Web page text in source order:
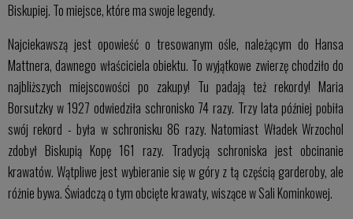
Biskupiej. To miejsce, które ma swoje legendy.
Najciekawszą jest opowieść o tresowanym ośle, należącym do Hansa
Mattnera, dawnego właściciela obiektu. To wyjątkowe zwierzę chodziło do
najbliższych miejscowości po zakupy! Tu padają też rekordy! Maria
Borsutzky w 1927 odwiedziła schronisko 74 razy. Trzy lata później pobiła
swój rekord - była w schronisku 86 razy. Natomiast Władek Wrzochol
zdobył Biskupią Kopę 161 razy. Tradycją schroniska jest obcinanie
krawatów. Wątpliwe jest wybieranie się w góry z tą częścią garderoby, ale
różnie bywa. Świadczą o tym obcięte krawaty, wiszące w Sali Kominkowej.